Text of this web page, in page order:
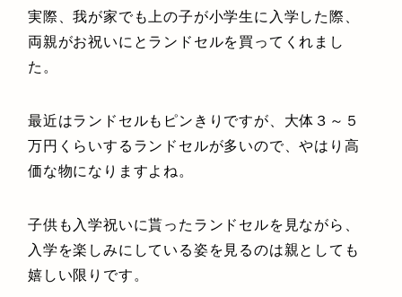
実際、我が家でも上の子が小学生に入学した際、
両親がお祝いにとランドセルを買ってくれまし
た。
最近はランドセルもピンきりですが、大体３～５
万円くらいするランドセルが多いので、やはり高
価な物になりますよね。
子供も入学祝いに貰ったランドセルを見ながら、
入学を楽しみにしている姿を見るのは親としても
嬉しい限りです。